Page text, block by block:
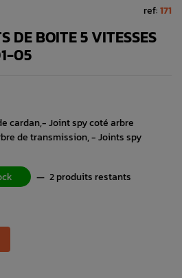
ref:171
DE BOITE 5 VITESSES
05
cardan,- Joint spy coté arbre
de transmission, - Joints spy
— 2 produits restants